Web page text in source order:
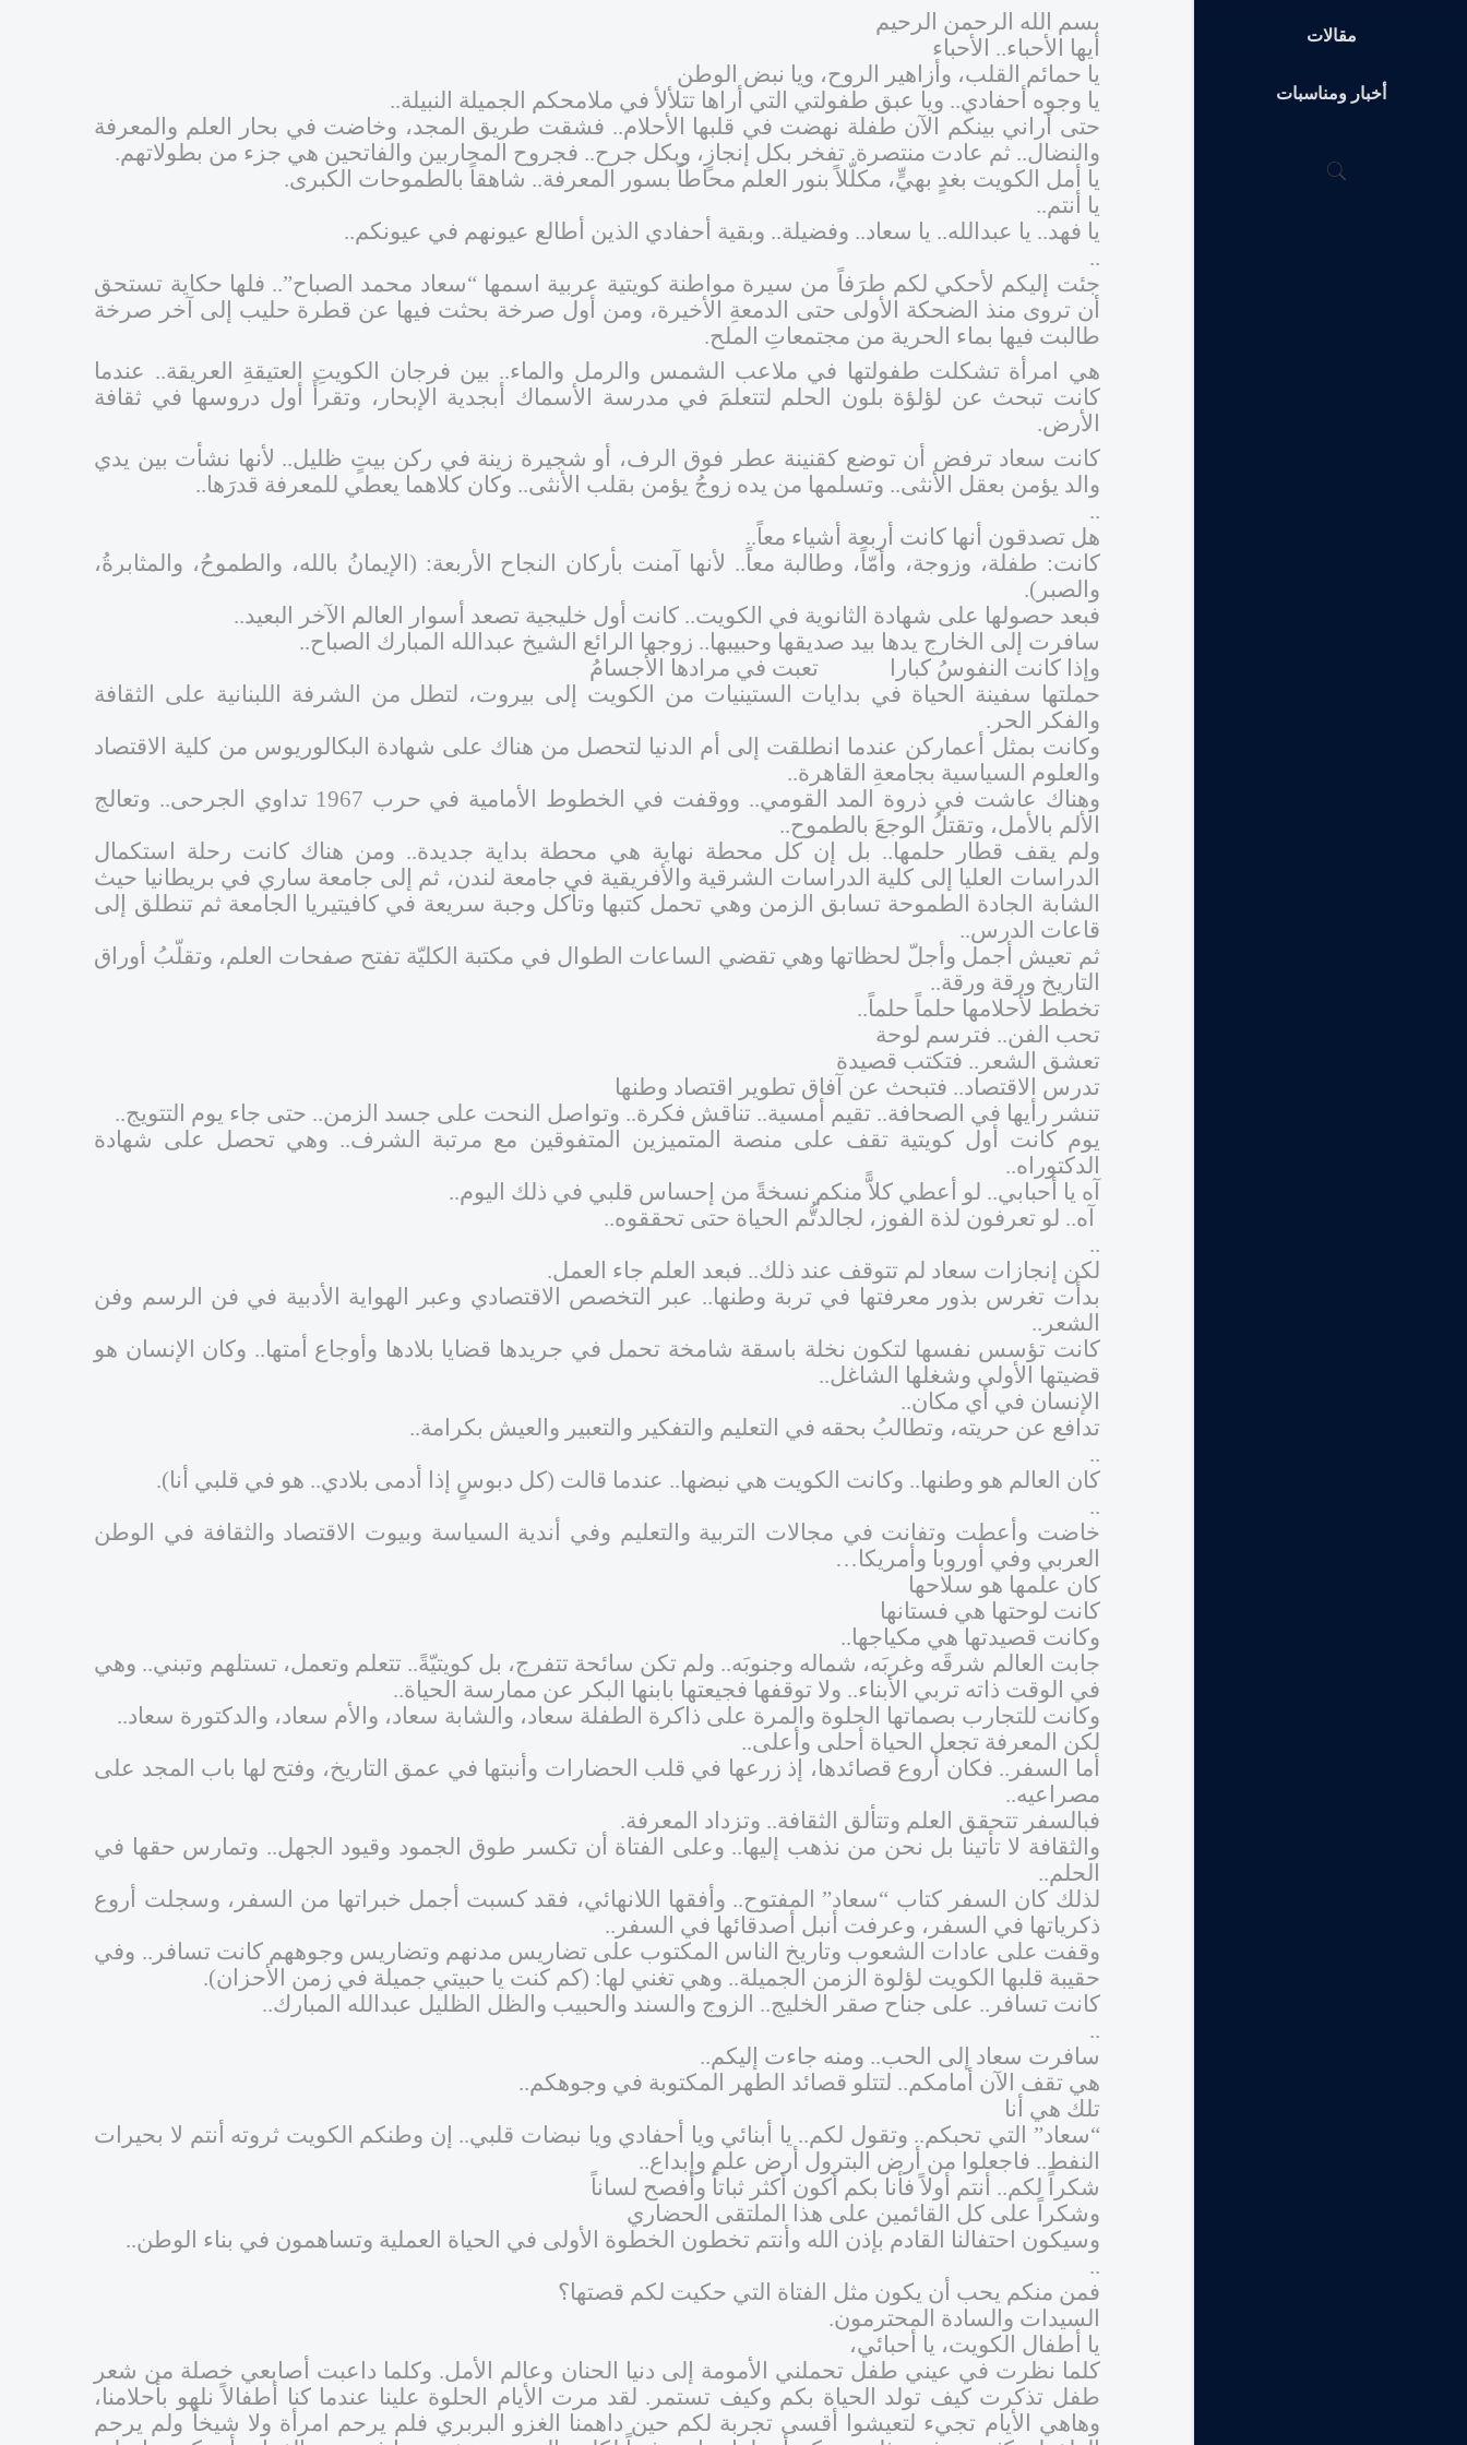
مقالات
أخبار ومناسبات
بسم الله الرحمن الرحيم
أيها الأحباء.. الأحباء
يا حمائم القلب، وأزاهير الروح، ويا نبض الوطن
يا وجوه أحفادي.. ويا عبق طفولتي التي أراها تتلألأ في ملامحكم الجميلة النبيلة..
حتى أراني بينكم الآن طفلة نهضت في قلبها الأحلام.. فشقت طريق المجد، وخاضت في بحار العلم والمعرفة
والنضال.. ثم عادت منتصرة. تفخر بكل إنجازٍ، وبكل جرح.. فجروح المحاربين والفاتحين هي جزء من بطولاتهم.
يا أمل الكويت بغدٍ بهيٍّ، مكلّلاً بنور العلم محاطاً بسور المعرفة.. شاهقاً بالطموحات الكبرى.
يا أنتم..
يا فهد.. يا عبدالله.. يا سعاد.. وفضيلة.. وبقية أحفادي الذين أطالع عيونهم في عيونكم..
..
جئت إليكم لأحكي لكم طرَفاً من سيرة مواطنة كويتية عربية اسمها “سعاد محمد الصباح”.. فلها حكاية تستحق
أن تروى منذ الضحكة الأولى حتى الدمعةِ الأخيرة، ومن أول صرخة بحثت فيها عن قطرة حليب إلى آخر صرخة
طالبت فيها بماء الحرية من مجتمعاتِ الملح.
هي امرأة تشكلت طفولتها في ملاعب الشمس والرمل والماء.. بين فرجان الكويتِ العتيقةِ العريقة.. عندما
كانت تبحث عن لؤلؤة بلون الحلم لتتعلمَ في مدرسة الأسماك أبجدية الإبحار، وتقرأَ أول دروسها في ثقافة
الأرض.
كانت سعاد ترفض أن توضع كقنينة عطر فوق الرف، أو شجيرة زينة في ركن بيتٍ ظليل.. لأنها نشأت بين يدي
والد يؤمن بعقل الأنثى.. وتسلمها من يده زوجُ يؤمن بقلب الأنثى.. وكان كلاهما يعطي للمعرفة قدرَها..
..
هل تصدقون أنها كانت أربعة أشياء معاً..
كانت: طفلة، وزوجة، وأمّاً، وطالبة معاً.. لأنها آمنت بأركان النجاح الأربعة: (الإيمانُ بالله، والطموحُ، والمثابرةُ،
والصبر).
فبعد حصولها على شهادة الثانوية في الكويت.. كانت أول خليجية تصعد أسوار العالم الآخر البعيد..
سافرت إلى الخارج يدها بيد صديقها وحبيبها.. زوجها الرائع الشيخ عبدالله المبارك الصباح..
وإذا كانت النفوسُ كبارا تعبت في مرادها الأجسامُ
حملتها سفينة الحياة في بدايات الستينيات من الكويت إلى بيروت، لتطل من الشرفة اللبنانية على الثقافة
والفكر الحر.
وكانت بمثل أعماركن عندما انطلقت إلى أم الدنيا لتحصل من هناك على شهادة البكالوريوس من كلية الاقتصاد
والعلوم السياسية بجامعةِ القاهرة..
وهناك عاشت في ذروة المد القومي.. ووقفت في الخطوط الأمامية في حرب 1967 تداوي الجرحى.. وتعالج
الألم بالأمل، وتقتلُ الوجعَ بالطموح..
ولم يقف قطار حلمها.. بل إن كل محطة نهاية هي محطة بداية جديدة.. ومن هناك كانت رحلة استكمال
الدراسات العليا إلى كلية الدراسات الشرقية والأفريقية في جامعة لندن، ثم إلى جامعة ساري في بريطانيا حيث
الشابة الجادة الطموحة تسابق الزمن وهي تحمل كتبها وتأكل وجبة سريعة في كافيتيريا الجامعة ثم تنطلق إلى
قاعات الدرس..
ثم تعيش أجمل وأجلّ لحظاتها وهي تقضي الساعات الطوال في مكتبة الكليّة تفتح صفحات العلم، وتقلّبُ أوراق
التاريخ ورقة ورقة..
تخطط لأحلامها حلماً حلماً..
تحب الفن.. فترسم لوحة
تعشق الشعر.. فتكتب قصيدة
تدرس الاقتصاد.. فتبحث عن آفاق تطوير اقتصاد وطنها
تنشر رأيها في الصحافة.. تقيم أمسية.. تناقش فكرة.. وتواصل النحت على جسد الزمن.. حتى جاء يوم التتويج..
يوم كانت أول كويتية تقف على منصة المتميزين المتفوقين مع مرتبة الشرف.. وهي تحصل على شهادة
الدكتوراه..
آه يا أحبابي.. لو أعطي كلاًّ منكم نسخةً من إحساس قلبي في ذلك اليوم..
آه.. لو تعرفون لذة الفوز، لجالدتُّم الحياة حتى تحققوه..
..
لكن إنجازات سعاد لم تتوقف عند ذلك.. فبعد العلم جاء العمل.
بدأت تغرس بذور معرفتها في تربة وطنها.. عبر التخصص الاقتصادي وعبر الهواية الأدبية في فن الرسم وفن
الشعر..
كانت تؤسس نفسها لتكون نخلة باسقة شامخة تحمل في جريدها قضايا بلادها وأوجاع أمتها.. وكان الإنسان هو
قضيتها الأولى وشغلها الشاغل..
الإنسان في أي مكان..
تدافع عن حريته، وتطالبُ بحقه في التعليم والتفكير والتعبير والعيش بكرامة..
..
كان العالم هو وطنها.. وكانت الكويت هي نبضها.. عندما قالت (كل دبوسٍ إذا أدمى بلادي.. هو في قلبي أنا).
..
خاضت وأعطت وتفانت في مجالات التربية والتعليم وفي أندية السياسة وبيوت الاقتصاد والثقافة في الوطن
العربي وفي أوروبا وأمريكا…
كان علمها هو سلاحها
كانت لوحتها هي فستانها
وكانت قصيدتها هي مكياجها..
جابت العالم شرقَه وغربَه، شماله وجنوبَه.. ولم تكن سائحة تتفرج، بل كويتيّةً.. تتعلم وتعمل، تستلهم وتبني.. وهي
في الوقت ذاته تربي الأبناء.. ولا توقفها فجيعتها بابنها البكر عن ممارسة الحياة..
وكانت للتجارب بصماتها الحلوة والمرة على ذاكرة الطفلة سعاد، والشابة سعاد، والأم سعاد، والدكتورة سعاد..
لكن المعرفة تجعل الحياة أحلى وأعلى..
أما السفر.. فكان أروع قصائدها، إذ زرعها في قلب الحضارات وأنبتها في عمق التاريخ، وفتح لها باب المجد على
مصراعيه..
فبالسفر تتحقق العلم وتتألق الثقافة.. وتزداد المعرفة.
والثقافة لا تأتينا بل نحن من نذهب إليها.. وعلى الفتاة أن تكسر طوق الجمود وقيود الجهل.. وتمارس حقها في
الحلم..
لذلك كان السفر كتاب “سعاد” المفتوح.. وأفقها اللانهائي، فقد كسبت أجمل خبراتها من السفر، وسجلت أروع
ذكرياتها في السفر، وعرفت أنبل أصدقائها في السفر..
وقفت على عادات الشعوب وتاريخ الناس المكتوب على تضاريس مدنهم وتضاريس وجوههم كانت تسافر.. وفي
حقيبة قلبها الكويت لؤلوة الزمن الجميلة.. وهي تغني لها: (كم كنت يا حبيتي جميلة في زمن الأحزان).
كانت تسافر.. على جناح صقر الخليج.. الزوج والسند والحبيب والظل الظليل عبدالله المبارك..
..
سافرت سعاد إلى الحب.. ومنه جاءت إليكم..
هي تقف الآن أمامكم.. لتتلو قصائد الطهر المكتوبة في وجوهكم..
تلك هي أنا
“سعاد” التي تحبكم.. وتقول لكم.. يا أبنائي ويا أحفادي ويا نبضات قلبي.. إن وطنكم الكويت ثروته أنتم لا بحيرات
النفط.. فاجعلوا من أرض البترول أرض علم وإبداع..
شكراً لكم.. أنتم أولاً فأنا بكم أكون أكثر ثباتاً وأفصح لساناً
وشكراً على كل القائمين على هذا الملتقى الحضاري
وسيكون احتفالنا القادم بإذن الله وأنتم تخطون الخطوة الأولى في الحياة العملية وتساهمون في بناء الوطن..
..
فمن منكم يحب أن يكون مثل الفتاة التي حكيت لكم قصتها؟
السيدات والسادة المحترمون.
يا أطفال الكويت، يا أحبائي،
كلما نظرت في عيني طفل تحملني الأمومة إلى دنيا الحنان وعالم الأمل. وكلما داعبت أصابعي خصلة من شعر
طفل تذكرت كيف تولد الحياة بكم وكيف تستمر. لقد مرت الأيام الحلوة علينا عندما كنا أطفالاً نلهو بأحلامنا،
وهاهي الأيام تجيء لتعيشوا أقسى تجربة لكم حين داهمنا الغزو البربري فلم يرحم امرأة ولا شيخاً ولم يرحم